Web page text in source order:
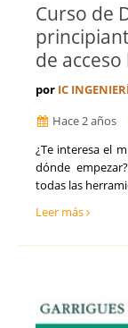
Curso de
de
por IC
Hace 2 años
¿Te interesa el
dónde
todas las
Leer más